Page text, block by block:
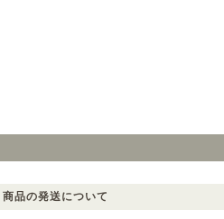
商品の発送について